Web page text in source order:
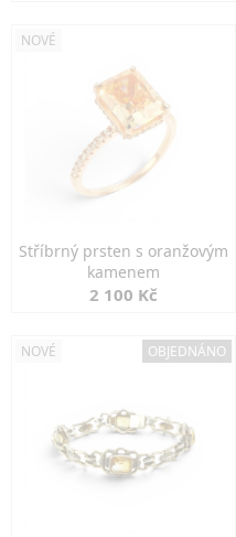
NOVÉ
Stříbrný prsten s oranžovým
kamenem
2 100 Kč
NOVÉ OBJEDNÁNO